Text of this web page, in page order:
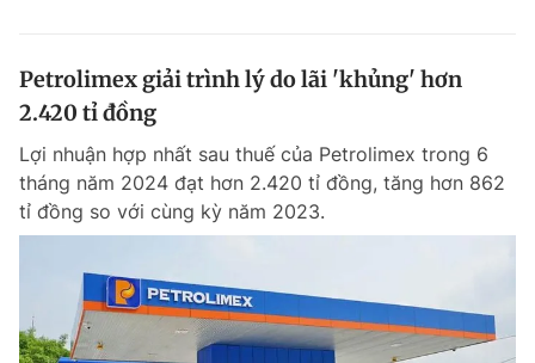
Petrolimex giải trình lý do lãi 'khủng' hơn
2.420 tỉ đồng
Lợi nhuận hợp nhất sau thuế của Petrolimex trong 6
tháng năm 2024 đạt hơn 2.420 tỉ đồng, tăng hơn 862
tỉ đồng so với cùng kỳ năm 2023.